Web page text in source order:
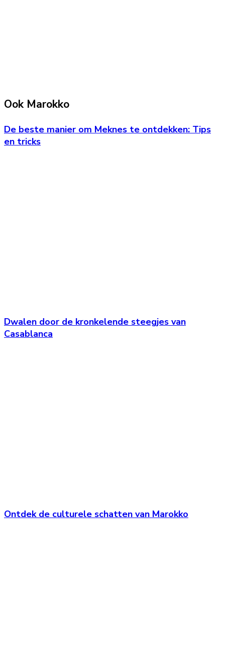
Ook Marokko
De beste manier om Meknes te ontdekken: Tips
en tricks
Dwalen door de kronkelende steegjes van
Casablanca
Ontdek de culturele schatten van Marokko